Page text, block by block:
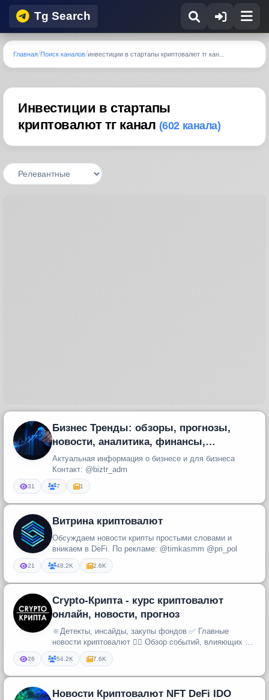
Tg Search
Главная Поиск каналов инвестиции в стартапы криптовалют тг кан...
Инвестиции в стартапы
криптовалют тг канал (602 канала)
Бизнес Тренды: обзоры, прогнозы,
новости, аналитика, финансы,
инвестиции, стартапы, IPO, pre-IPO
Актуальная информация о бизнесе и для бизнеса
Контакт: @biztr_adm
31 7 1
Витрина криптовалют
Обсуждаем новости крипты простыми словами и
вникаем в DeFi. По рекламе: @timkasmm @pri_pol
21 48.2K 2.6K
Crypto-Крипта - курс криптовалют
онлайн, новости, прогноз
🔆Детекты, инсайды, закупы фондов ✅ Главные
новости криптовалют 🕵️‍♂️ Обзор событий, влияющих на
рынок 💰 Рекомендации по ...
26 54.2K 7.6K
Новости Криптовалют NFT DeFi IDO